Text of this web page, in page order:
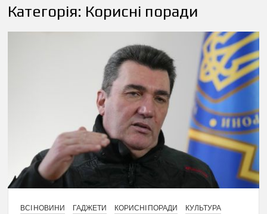
Категорія: Корисні поради
ВСІ НОВИНИ ГАДЖЕТИ КОРИСНІ ПОРАДИ
КУЛЬТУРА